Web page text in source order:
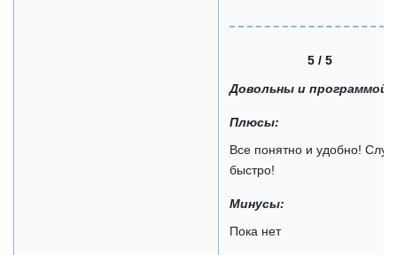
5 / 5
Довольны и программой
Плюсы:
Все понятно и удобно!
быстро!
Минусы:
Пока нет